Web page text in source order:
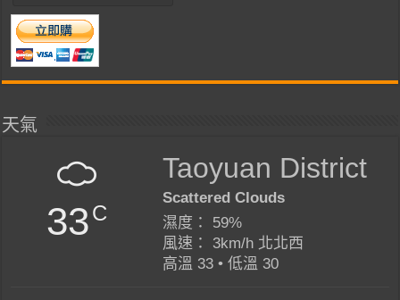
天氣
33C
Taoyuan District
Scattered Clouds
濕度： 59%
風速： 3km/h 北北西
高溫 33 • 低溫 30